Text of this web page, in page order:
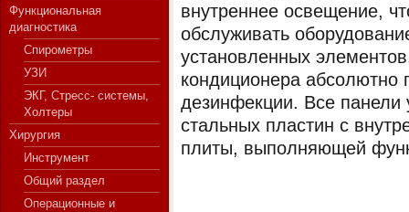
Функциональная
диагностика
Спирометры
УЗИ
ЭКГ, Стресс- системы,
Холтеры
Хирургия
Инструмент
Общий раздел
Операционные и
внутреннее освещение,
обслуживать
установленных
кондиционера абсолютно
дезинфекции. Все панели
стальных пластин с
плиты, выполняющей